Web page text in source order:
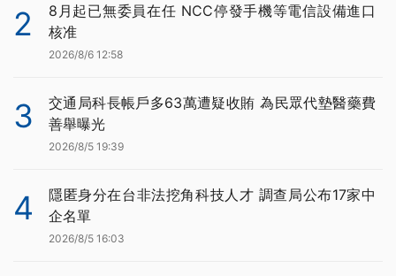
2
8月起已無委員在任 NCC停發手機等電信設備進口
核准
2026/8/6 12:58
3
交通局科長帳戶多63萬遭疑收賄 為民眾代墊醫藥費
善舉曝光
2026/8/5 19:39
4
隱匿身分在台非法挖角科技人才 調查局公布17家中
企名單
2026/8/5 16:03